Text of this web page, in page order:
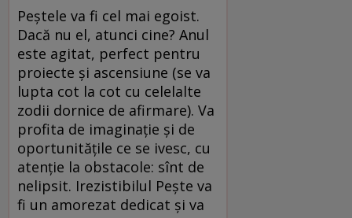
Peştele va fi cel mai egoist.
Dacă nu el, atunci cine? Anul
este agitat, perfect pentru
proiecte şi ascensiune (se va
lupta cot la cot cu celelalte
zodii dornice de afirmare). Va
profita de imaginaţie şi de
oportunităţile ce se ivesc, cu
atenţie la obstacole: sînt de
nelipsit. Irezistibilul Peşte va
fi un amorezat dedicat şi va